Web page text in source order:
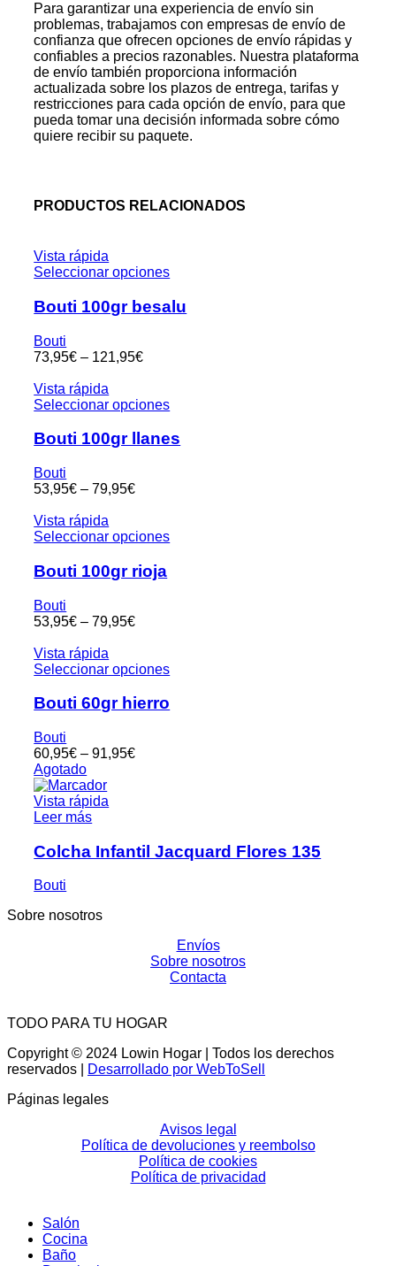
Para garantizar una experiencia de envío sin
problemas, trabajamos con empresas de envío de
confianza que ofrecen opciones de envío rápidas y
confiables a precios razonables. Nuestra plataforma
de envío también proporciona información
actualizada sobre los plazos de entrega, tarifas y
restricciones para cada opción de envío, para que
pueda tomar una decisión informada sobre cómo
quiere recibir su paquete.
PRODUCTOS RELACIONADOS
Vista rápida
Seleccionar opciones
Bouti 100gr besalu
Bouti
73,95€ – 121,95€
Vista rápida
Seleccionar opciones
Bouti 100gr llanes
Bouti
53,95€ –79,95€
Vista rápida
Seleccionar opciones
Bouti 100gr rioja
Bouti
53,95€ –79,95€
Vista rápida
Seleccionar opciones
Bouti 60gr hierro
Bouti
60,95€ –91,95€
Agotado
Vista rápida
Leer más
Colcha Infantil Jacquard Flores 135
Bouti
Sobre nosotros
Envíos
Sobre nosotros
Contacta
TODO PARA TU HOGAR
Copyright © 2024 Lowin Hogar | Todos los derechos
reservados |
Desarrollado por WebToSell
Páginas legales
Avisos legal
Política de devoluciones y reembolso
Política de cookies
Política de privacidad
Salón
Cocina
Baño